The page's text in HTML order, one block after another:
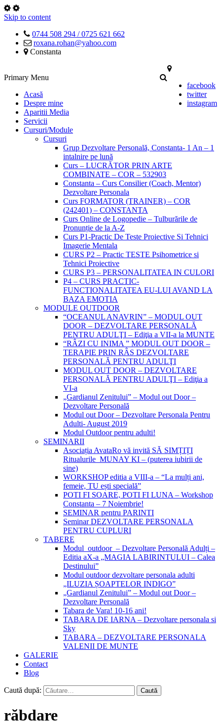
Skip to content
0744 508 294 / 0725 621 662
roxana.rohan@yahoo.com
Constanta
facebook
twitter
instagram
Primary Menu
Acasă
Despre mine
Aparitii Media
Servicii
Cursuri/Module
Cursuri
Grup Dezvoltare Personală, Constanta- 1 An – 1
intalnire pe lună
Curs – LUCRĂTOR PRIN ARTE
COMBINATE – COR – 532903
Constanta – Curs Consilier (Coach, Mentor)
Dezvoltare Personala
Curs FORMATOR (TRAINER) – COR
(242401) – CONSTANTA
Curs Online de Logopedie – Tulburările de
Pronunție de la A-Z
Curs P1-Practic De Teste Proiective Si Tehnici
Imagerie Mentala
CURS P2 – Practic TESTE Psihometrice si
Tehnici Proiective
CURS P3 – PERSONALITATEA IN CULORI
P4 – CURS PRACTIC-
FUNCTIONALITATEA EU-LUI AVAND LA
BAZA EMOTIA
MODULE OUTDOOR
“OCEANUL ANAVRIN” – MODUL OUT
DOOR – DEZVOLTARE PERSONALĂ
PENTRU ADULŢI – Ediţia a VII-a la MUNTE
“RÂZI CU INIMA ” MODUL OUT DOOR –
TERAPIE PRIN RÂS DEZVOLTARE
PERSONALĂ PENTRU ADULŢI
MODUL OUT DOOR – DEZVOLTARE
PERSONALĂ PENTRU ADULŢI – Ediţia a
VI-a
„Gardianul Zenitului” – Modul out Door –
Dezvoltare Personală
Modul out Door – Dezvoltare Personala Pentru
Adulti- August 2019
Modul Outdoor pentru adulti!
SEMINARII
Asociația AvataRo vă invită SĂ SIMȚIȚI
Ritualurile MUNAY KI – (puterea iubirii de
sine)
WORKSHOP editia a VIII-a – “La mulți ani,
femeie, TU ești specială”
POTI FI SOARE, POTI FI LUNA – Workshop
Constanta – 7 Noiembrie!
SEMINAR pentru PARINTI
Seminar DEZVOLTARE PERSONALA
PENTRU CUPLURI
TABERE
Modul outdoor – Dezvoltare Personală Adulți –
Editia aX-a „MAGIA LABIRINTULUI – Calea
Destinului”
Modul outdoor dezvoltare personala adulti
„ILUZIA ȘOAPTELOR INDIGO”
„Gardianul Zenitului” – Modul out Door –
Dezvoltare Personală
Tabara de Vara! 10-16 ani!
TABARA DE IARNA – Dezvoltare personala si
Sky
TABARA – DEZVOLTARE PERSONALA
VALENII DE MUNTE
GALERIE
Contact
Blog
Caută după:
răbdare